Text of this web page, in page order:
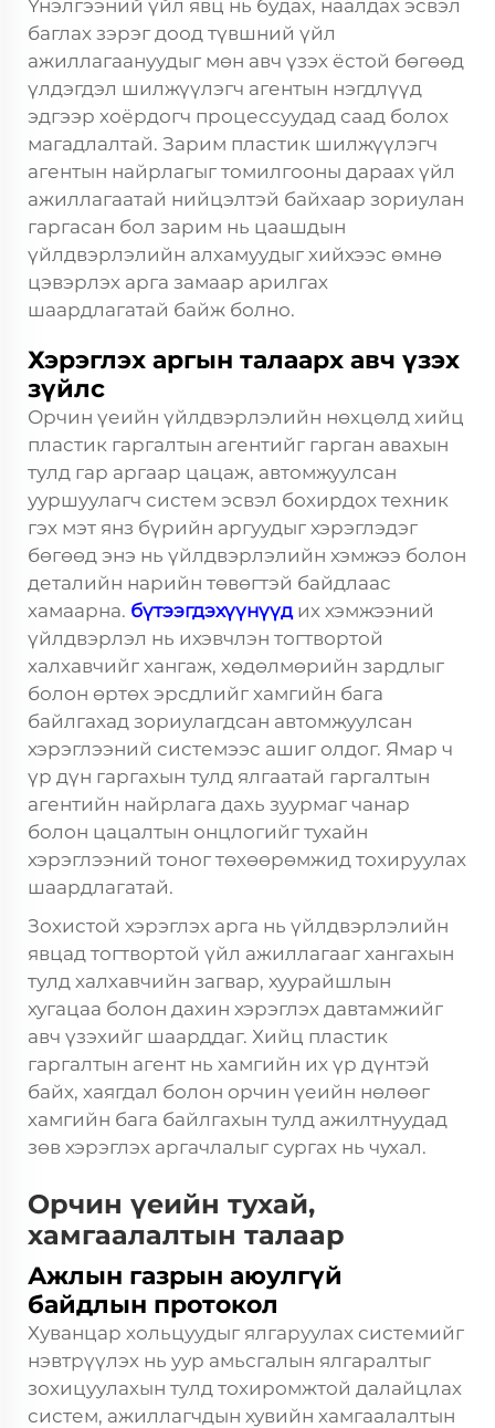
Үнэлгээний үйл явц нь будах, наалдах эсвэл
баглах зэрэг доод түвшний үйл
ажиллагаануудыг мөн авч үзэх ёстой бөгөөд
үлдэгдэл шилжүүлэгч агентын нэгдлүүд
эдгээр хоёрдогч процессуудад саад болох
магадлалтай. Зарим пластик шилжүүлэгч
агентын найрлагыг томилгооны дараах үйл
ажиллагаатай нийцэлтэй байхаар зориулан
гаргасан бол зарим нь цаашдын
үйлдвэрлэлийн алхамуудыг хийхээс өмнө
цэвэрлэх арга замаар арилгах
шаардлагатай байж болно.
Хэрэглэх аргын талаарх авч үзэх
зүйлс
Орчин үеийн үйлдвэрлэлийн нөхцөлд хийц
пластик гаргалтын агентийг гарган авахын
тулд гар аргаар цацаж, автомжуулсан
ууршуулагч систем эсвэл бохирдох техник
гэх мэт янз бүрийн аргуудыг хэрэглэдэг
бөгөөд энэ нь үйлдвэрлэлийн хэмжээ болон
деталийн нарийн төвөгтэй байдлаас
хамаарна. бүтээгдэхүүнүүд их хэмжээний
үйлдвэрлэл нь ихэвчлэн тогтвортой
халхавчийг хангаж, хөдөлмөрийн зардлыг
болон өртөх эрсдлийг хамгийн бага
байлгахад зориулагдсан автомжуулсан
хэрэглээний системээс ашиг олдог. Ямар ч
үр дүн гаргахын тулд ялгаатай гаргалтын
агентийн найрлага дахь зуурмаг чанар
болон цацалтын онцлогийг тухайн
хэрэглээний тоног төхөөрөмжид тохируулах
шаардлагатай.
Зохистой хэрэглэх арга нь үйлдвэрлэлийн
явцад тогтвортой үйл ажиллагааг хангахын
тулд халхавчийн загвар, хуурайшлын
хугацаа болон дахин хэрэглэх давтамжийг
авч үзэхийг шаарддаг. Хийц пластик
гаргалтын агент нь хамгийн их үр дүнтэй
байх, хаягдал болон орчин үеийн нөлөөг
хамгийн бага байлгахын тулд ажилтнуудад
зөв хэрэглэх аргачлалыг сургах нь чухал.
Орчин үеийн тухай,
хамгаалалтын талаар
Ажлын газрын аюулгүй
байдлын протокол
Хуванцар хольцуудыг ялгаруулах системийг
нэвтрүүлэх нь уур амьсгалын ялгаралтыг
зохицуулахын тулд тохиромжтой далайцлах
систем, ажиллагчдын хувийн хамгаалалтын